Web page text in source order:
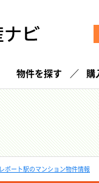
物件を探す 購
ポート駅のマンション物件情報